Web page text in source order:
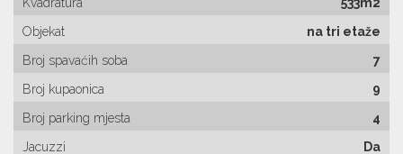
Objekat
na tri etaže
Broj spavaćih soba
7
Broj kupaonica
9
Broj parking mjesta
4
Jacuzzi
Da